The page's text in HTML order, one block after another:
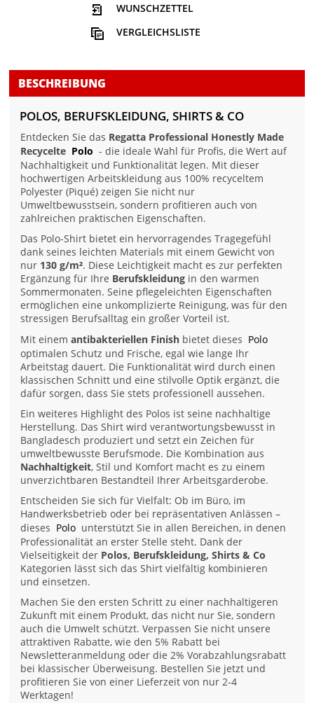
WUNSCHZETTEL
VERGLEICHSLISTE
BESCHREIBUNG
POLOS, BERUFSKLEIDUNG, SHIRTS & CO
Entdecken Sie das Regatta Professional Honestly Made
Recycelte Polo - die ideale Wahl für Profis, die Wert auf
Nachhaltigkeit und Funktionalität legen. Mit dieser
hochwertigen Arbeitskleidung aus 100% recyceltem
Polyester (Piqué) zeigen Sie nicht nur
Umweltbewusstsein, sondern profitieren auch von
zahlreichen praktischen Eigenschaften.
Das Polo-Shirt bietet ein hervorragendes Tragegefühl
dank seines leichten Materials mit einem Gewicht von
nur 130 g/m². Diese Leichtigkeit macht es zur perfekten
Ergänzung für Ihre Berufskleidung in den warmen
Sommermonaten. Seine pflegeleichten Eigenschaften
ermöglichen eine unkomplizierte Reinigung, was für den
stressigen Berufsalltag ein großer Vorteil ist.
Mit einemantibakteriellen Finish bietet dieses Polo
optimalen Schutz und Frische, egal wie lange Ihr
Arbeitstag dauert. Die Funktionalität wird durch einen
klassischen Schnitt und eine stilvolle Optik ergänzt, die
dafür sorgen, dass Sie stets professionell aussehen.
Ein weiteres Highlight des Polos ist seine nachhaltige
Herstellung. Das Shirt wird verantwortungsbewusst in
Bangladesch produziert und setzt ein Zeichen für
umweltbewusste Berufsmode. Die Kombination aus
Nachhaltigkeit, Stil und Komfort macht es zu einem
unverzichtbaren Bestandteil Ihrer Arbeitsgarderobe.
Entscheiden Sie sich für Vielfalt: Ob im Büro, im
Handwerksbetrieb oder bei repräsentativen Anlässen –
dieses Polo unterstützt Sie in allen Bereichen, in denen
Professionalität an erster Stelle steht. Dank der
Vielseitigkeit der Polos, Berufskleidung, Shirts & Co
Kategorien lässt sich das Shirt vielfältig kombinieren
und einsetzen.
Machen Sie den ersten Schritt zu einer nachhaltigeren
Zukunft mit einem Produkt, das nicht nur Sie, sondern
auch die Umwelt schützt. Verpassen Sie nicht unsere
attraktiven Rabatte, wie den 5% Rabatt bei
Newsletteranmeldung oder die 2% Vorabzahlungsrabatt
bei klassischer Überweisung. Bestellen Sie jetzt und
profitieren Sie von einer Lieferzeit von nur 2-4
Werktagen!